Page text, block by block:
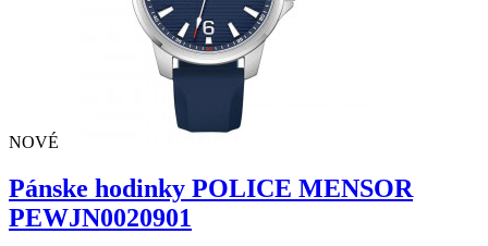
NOVÉ
Pánske hodinky POLICE MENSOR
PEWJN0020901